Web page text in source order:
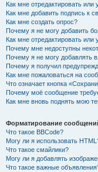
Как мне отредактировать
Как мне добавить подпись к
Как мне создать опрос?
Почему я не могу добавить
Как мне отредактировать или
Почему мне недоступны
Почему я не могу добавлять
Почему я получил
Как мне пожаловаться на
Что означает кнопка
Почему моё сообщение
Как мне вновь поднять мою
Форматирование
Что такое BBCode?
Могу ли я использовать
Что такое смайлики?
Могу ли я добавлять
Что такое важные